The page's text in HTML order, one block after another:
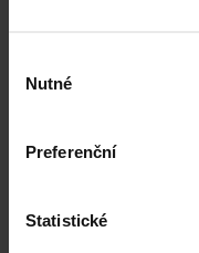
souhlasu
Nutné
Preferenční
Statistické